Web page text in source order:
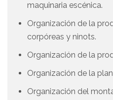
maquinaria escénica.
Organización de la
corpóreas y ninots.
Organización de la
Organización de la
Organización del